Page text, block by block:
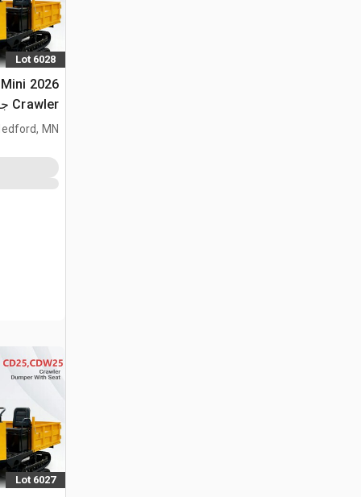
Lot 6028
Mini
Crawler جرار نقل (Unused)
MN
Lot 6027